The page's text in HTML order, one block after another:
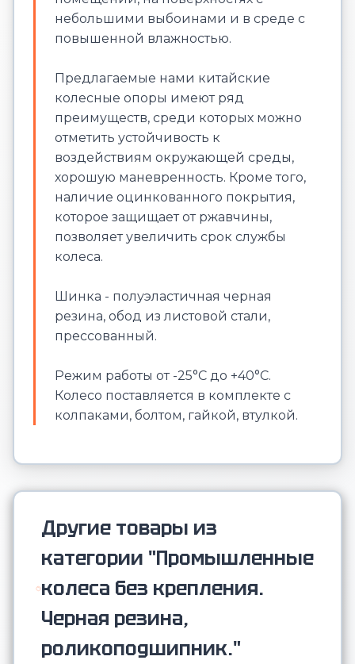
небольшими выбоинами и в среде с
повышенной влажностью.
Предлагаемые нами китайские
колесные опоры имеют ряд
преимуществ, среди которых можно
отметить устойчивость к
воздействиям окружающей среды,
хорошую маневренность. Кроме того,
наличие оцинкованного покрытия,
которое защищает от ржавчины,
позволяет увеличить срок службы
колеса.
Шинка - полуэластичная черная
резина, обод из листовой стали,
прессованный.
Режим работы от -25°С до +40°С.
Колесо поставляется в комплекте с
колпаками, болтом, гайкой, втулкой.
Другие товары из
категории "Промышленные
колеса без крепления.
Черная резина,
роликоподшипник."